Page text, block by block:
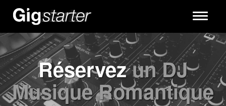
Toggle
Réservezun DJ
Musique Romantique